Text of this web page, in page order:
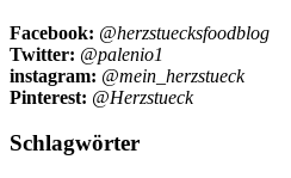
Facebook: @herzstuecksfoodblog
Twitter: @palenio1
instagram: @mein_herzstueck
Pinterest: @Herzstueck
Schlagwörter